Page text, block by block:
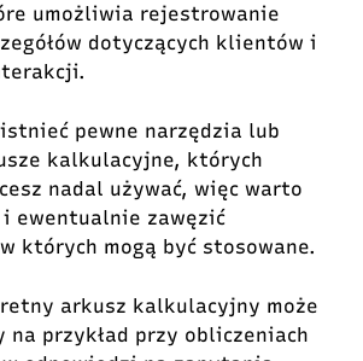
umożliwia rejestrowanie
dotyczących klientów i
pewne narzędzia lub
kalkulacyjne, których
nadal używać, więc warto
ewentualnie zawęzić
których mogą być stosowane.
arkusz kalkulacyjny może
na przykład przy obliczeniach